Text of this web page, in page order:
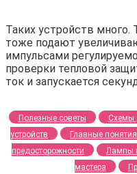
Таких устройств много.
тоже подают
импульсами
проверки тепловой
ток и запускается
Полезные советы Схемы
устройств
Главные понятия
предосторожности
Лампы
мастера